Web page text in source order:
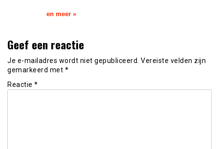
en meer »
Geef een reactie
Je e-mailadres wordt niet gepubliceerd. Vereiste velden zijn
gemarkeerd met *
Reactie *